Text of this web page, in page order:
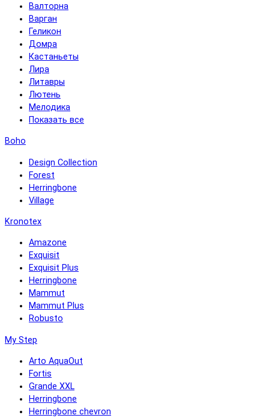
Валторна
Варган
Геликон
Домра
Кастаньеты
Лира
Литавры
Лютень
Мелодика
Показать все
Boho
Design Collection
Forest
Herringbone
Village
Kronotex
Amazone
Exquisit
Exquisit Plus
Herringbone
Mammut
Mammut Plus
Robusto
My Step
Arto AquaOut
Fortis
Grande XXL
Herringbone
Herringbone chevron